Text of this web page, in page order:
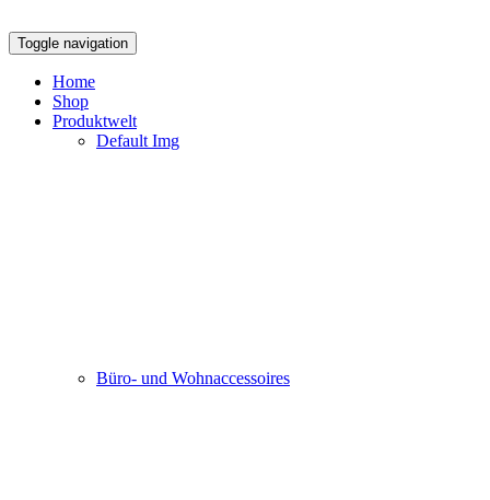
Toggle navigation
Home
Shop
Produktwelt
Default Img
Büro- und Wohnaccessoires